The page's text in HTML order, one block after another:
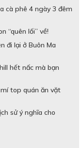
cà phê 4 ngày 3 đêm
“quên lối” về!
đi lại ở Buôn Ma
hết nấc mà bạn
top quán ăn vặt
sử ý nghĩa cho